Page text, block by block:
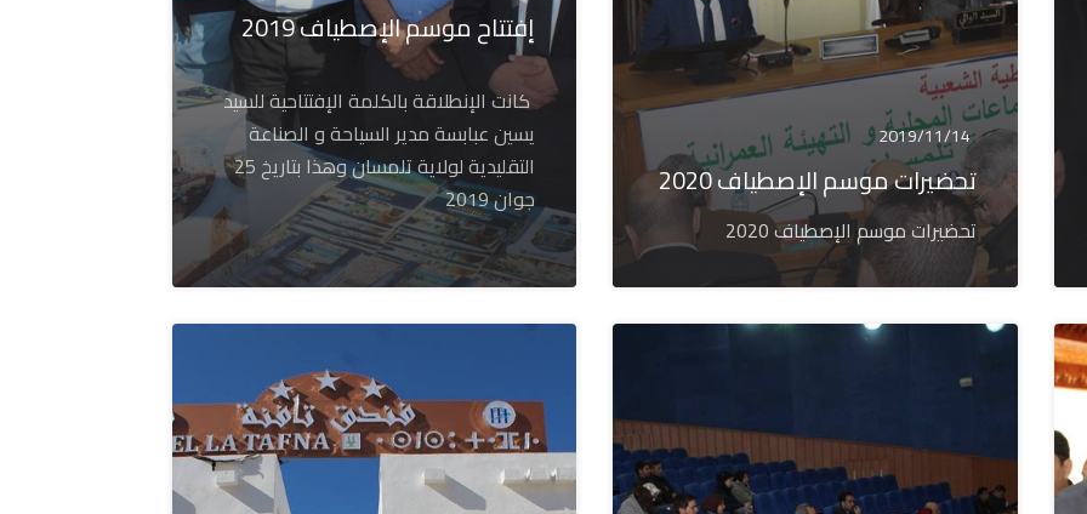
2019/11/14
تحضيرات موسم الإصطياف 2020
تحضيرات موسم الإصطياف 2020
إفتتاح موسم الإصطياف 2019
كانت الإنطلاقة بالكلمة الإفتتاحية للسيد
يسين عبابسة مدير السياحة و الصناعة
التقليدية لولاية تلمسان وهذا بتاريخ 25
جوان 2019